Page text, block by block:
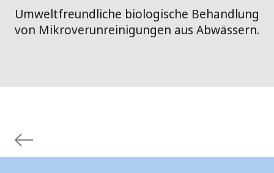
Umweltfreundliche biologische Behandlung
von Mikroverunreinigungen aus Abwässern.